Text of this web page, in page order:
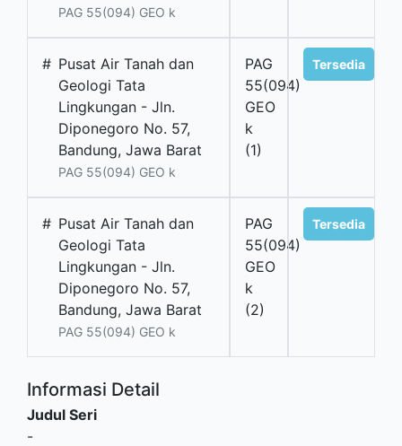
PAG 55(094) GEO k
# Pusat Air Tanah dan
Geologi Tata
Lingkungan - Jln.
Diponegoro No. 57,
Bandung, Jawa Barat
PAG 55(094) GEO k
PAG
55(094)
GEO
k
(1)
Tersedia
# Pusat Air Tanah dan
Geologi Tata
Lingkungan - Jln.
Diponegoro No. 57,
Bandung, Jawa Barat
PAG 55(094) GEO k
PAG
55(094)
GEO
k
(2)
Tersedia
Informasi Detail
Judul Seri
-